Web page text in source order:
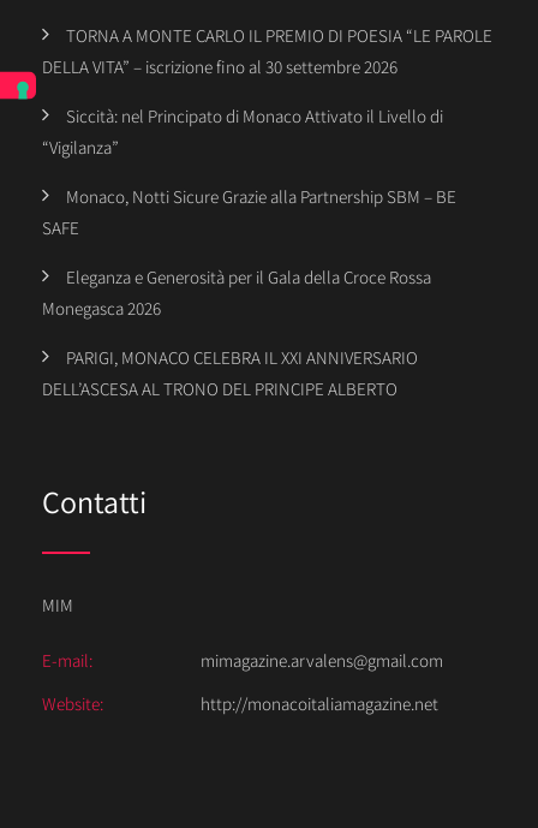
TORNA A MONTE CARLO IL PREMIO DI POESIA “LE PAROLE
DELLA VITA” – iscrizione fino al 30 settembre 2026
Siccità: nel Principato di Monaco Attivato il Livello di
“Vigilanza”
Monaco, Notti Sicure Grazie alla Partnership SBM – BE
SAFE
Eleganza e Generosità per il Gala della Croce Rossa
Monegasca 2026
PARIGI, MONACO CELEBRA IL XXI ANNIVERSARIO
DELL’ASCESA AL TRONO DEL PRINCIPE ALBERTO
Contatti
MIM
E-mail:
mimagazine.arvalens@gmail.com
Website:
http://monacoitaliamagazine.net